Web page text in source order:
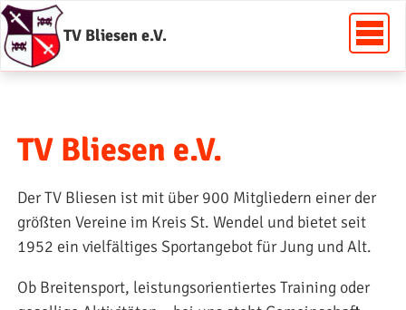
TV Bliesen e.V.
TV Bliesen e.V.
Der TV Bliesen ist mit über 900 Mitgliedern einer der
größten Vereine im Kreis St. Wendel und bietet seit
1952 ein vielfältiges Sportangebot für Jung und Alt.
Ob Breitensport, leistungsorientiertes Training oder